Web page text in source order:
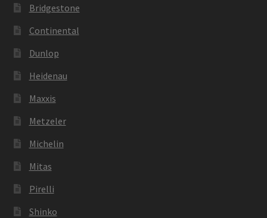
Bridgestone
Continental
Dunlop
Heidenau
Maxxis
Metzeler
Michelin
Mitas
Pirelli
Shinko